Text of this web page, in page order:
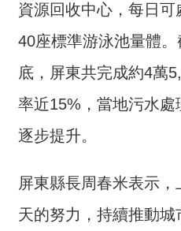
交
回
頁
網
導
資源回收中心，每日
40座標準游泳池量體。
底，屏東共完成約4萬
率近15%，當地污水
逐步提升。
屏東縣長周春米表示
天的努力，持續推動